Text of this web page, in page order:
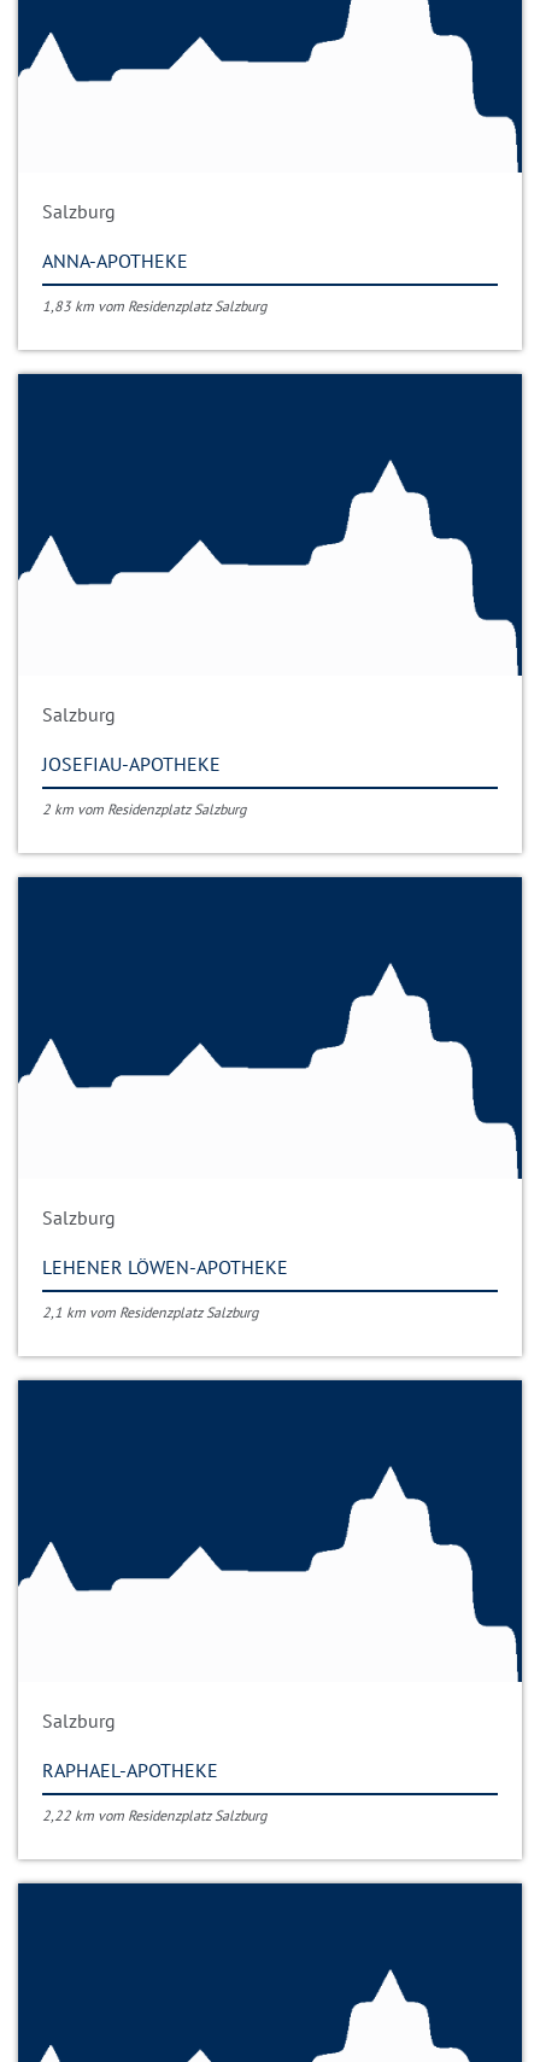
Salzburg
ANNA-APOTHEKE
1,83 km vom Residenzplatz Salzburg
Salzburg
JOSEFIAU-APOTHEKE
2 km vom Residenzplatz Salzburg
Salzburg
LEHENER LÖWEN-APOTHEKE
2,1 km vom Residenzplatz Salzburg
Salzburg
RAPHAEL-APOTHEKE
2,22 km vom Residenzplatz Salzburg